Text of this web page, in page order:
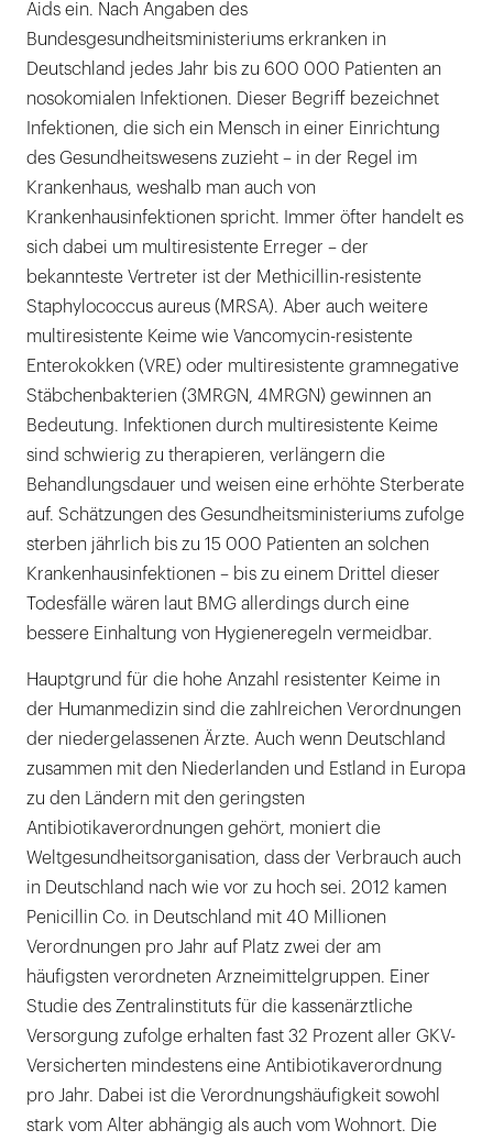
Aids ein. Nach Angaben des
Bundesgesundheitsministeriums erkranken in
Deutschland jedes Jahr bis zu 600 000 Patienten an
nosokomialen Infektionen. Dieser Begriff bezeichnet
Infektionen, die sich ein Mensch in einer Einrichtung
des Gesundheitswesens zuzieht – in der Regel im
Krankenhaus, weshalb man auch von
Krankenhausinfektionen spricht. Immer öfter handelt es
sich dabei um multiresistente Erreger – der
bekannteste Vertreter ist der Methicillin-resistente
Staphylococcus aureus (MRSA). Aber auch weitere
multiresistente Keime wie Vancomycin-resistente
Enterokokken (VRE) oder multiresistente gramnegative
Stäbchenbakterien (3MRGN, 4MRGN) gewinnen an
Bedeutung. Infektionen durch multiresistente Keime
sind schwierig zu therapieren, verlängern die
Behandlungsdauer und weisen eine erhöhte Sterberate
auf. Schätzungen des Gesundheitsministeriums zufolge
sterben jährlich bis zu 15 000 Patienten an solchen
Krankenhausinfektionen – bis zu einem Drittel dieser
Todesfälle wären laut BMG allerdings durch eine
bessere Einhaltung von Hygieneregeln vermeidbar.
Hauptgrund für die hohe Anzahl resistenter Keime in
der Humanmedizin sind die zahlreichen Verordnungen
der niedergelassenen Ärzte. Auch wenn Deutschland
zusammen mit den Niederlanden und Estland in Europa
zu den Ländern mit den geringsten
Antibiotikaverordnungen gehört, moniert die
Weltgesundheitsorganisation, dass der Verbrauch auch
in Deutschland nach wie vor zu hoch sei. 2012 kamen
Penicillin Co. in Deutschland mit 40 Millionen
Verordnungen pro Jahr auf Platz zwei der am
häufigsten verordneten Arzneimittelgruppen. Einer
Studie des Zentralinstituts für die kassenärztliche
Versorgung zufolge erhalten fast 32 Prozent aller GKV-
Versicherten mindestens eine Antibiotikaverordnung
pro Jahr. Dabei ist die Verordnungshäufigkeit sowohl
stark vom Alter abhängig als auch vom Wohnort. Die